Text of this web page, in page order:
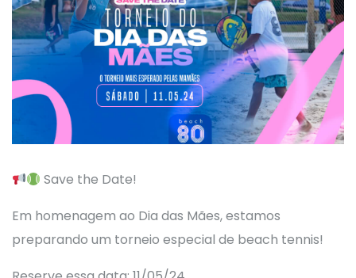
Save the Date!
Em homenagem ao Dia das Mães, estamos
preparando um torneio especial de beach tennis!